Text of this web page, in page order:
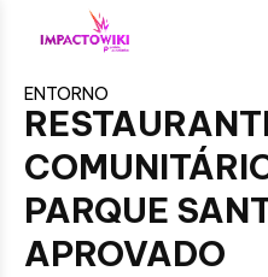
ENTORNO
PARQUE
APROVADO